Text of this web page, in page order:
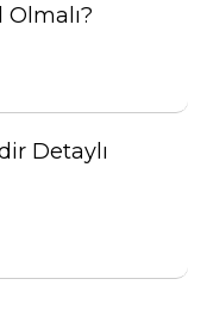
Olmalı?
Detaylı